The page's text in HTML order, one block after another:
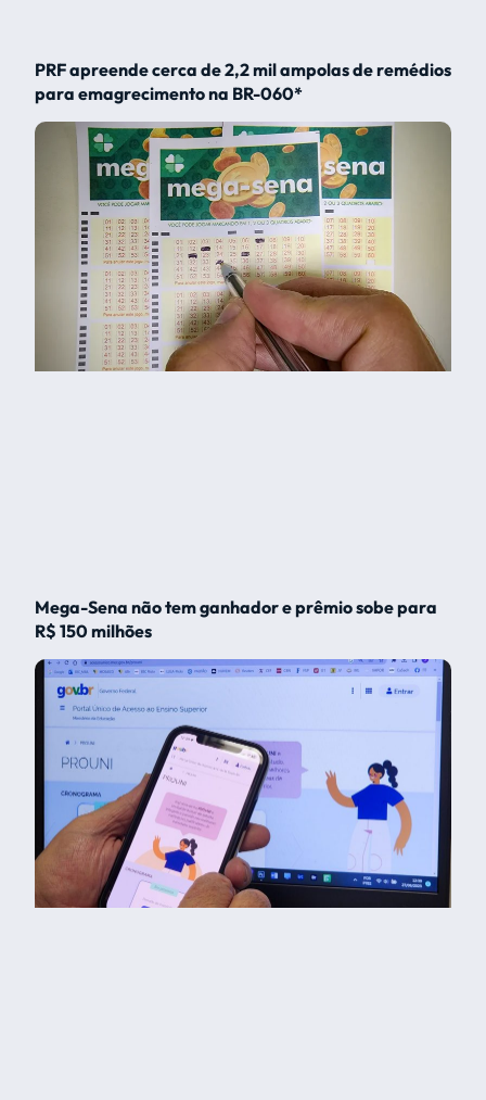
PRF apreende cerca de 2,2 mil ampolas de remédios
para emagrecimento na BR-060*
Mega-Sena não tem ganhador e prêmio sobe para
R$ 150 milhões